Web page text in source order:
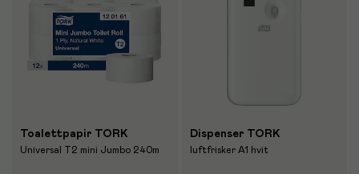
Toalettpapir TORK
Universal T2 mini Jumbo 240m
Dispenser TORK
luftfrisker A1 hvit